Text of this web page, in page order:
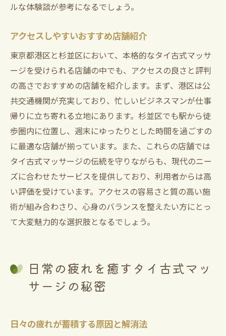
ルな体験談が参考になるでしょう。
アクセスしやすいおすすめ店舗紹介
東京都港区と杉並区において、本格的なタイ古式マッサ
ージを受けられる店舗の中でも、アクセスの良さと評判
の高さでおすすめの店舗を紹介します。まず、港区は公
共交通機関が充実しており、忙しいビジネスマンが仕事
帰りに立ち寄れる立地にあります。杉並区でも駅から徒
歩圏内に位置し、週末にゆったりとした時間を過ごすの
に最適な店舗が揃っています。また、これらの店舗では
タイ古式マッサージの伝統を守りながらも、現代のニー
ズに合わせたサービスを提供しており、利用者からは高
い評価を受けています。アクセスの容易さと質の高い施
術が組み合わさり、心身のバランスを整えたい方にとっ
て大変魅力的な選択肢となるでしょう。
日常の疲れを癒すタイ古式マッ
サージの秘密
日々の疲れが蓄積する原因と解消法